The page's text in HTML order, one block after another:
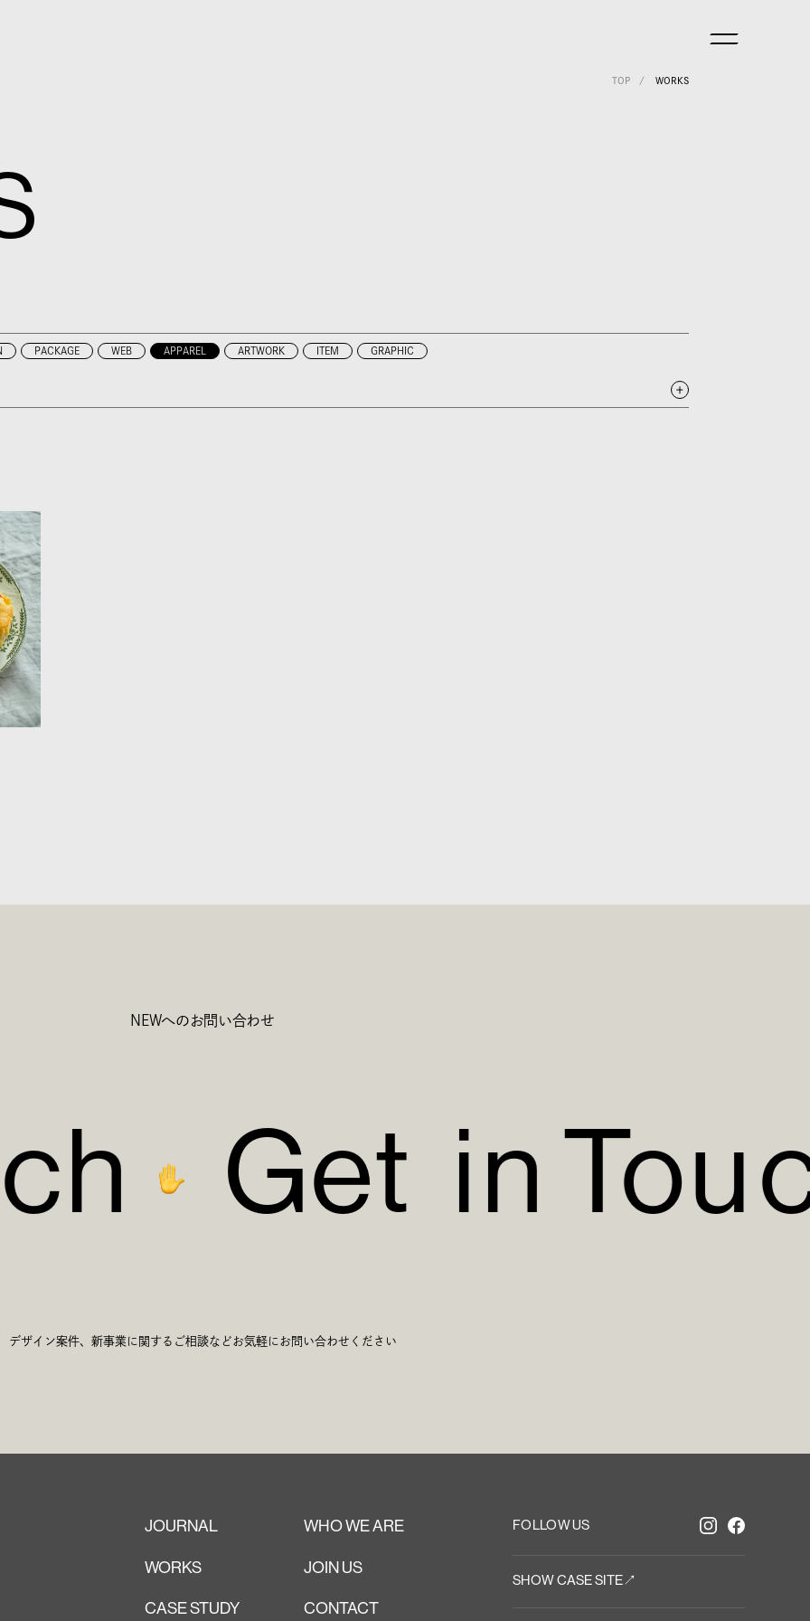
TOP WORKS
PACKAGE WEB APPAREL ARTWORK ITEM GRAPHIC
NEWへのお問い合わせ
ch
ch
Get in Tou
Get
デザイン案件、新事業に関するご相談などお気軽にお問い合わせください
JOURNAL WHO WE ARE
WORKS JOIN US
CASE STUDY CONTACT
FOLLOW US
SHOW CASE SITE↗︎